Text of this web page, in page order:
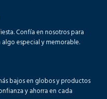
Confía en nosotros para
especial y memorable.
bajos en globos y productos
y ahorra en cada